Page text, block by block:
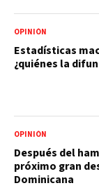
OPINIÓN
Estadísticas
¿quiénes la
OPINIÓN
Después del
próximo gran
Dominicana